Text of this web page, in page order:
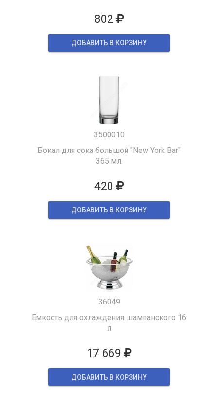
802
ДОБАВИТЬ В КОРЗИНУ
3500010
Бокал для сока большой "New York Bar"
365 мл.
420
ДОБАВИТЬ В КОРЗИНУ
36049
Емкость для охлаждения шампанского 16
л
17 669
ДОБАВИТЬ В КОРЗИНУ